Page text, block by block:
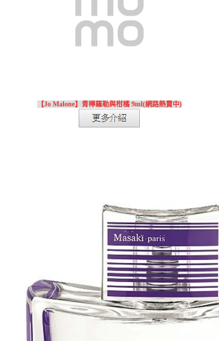
【Jo Malone】青檸羅勒與柑橘 9ml(網路熱賣中)